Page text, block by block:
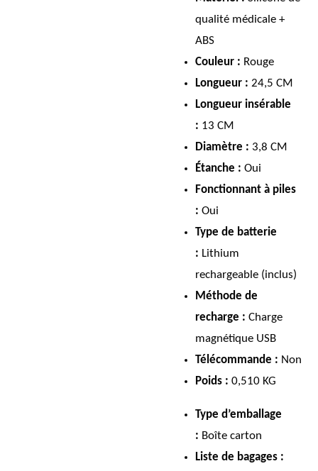
qualité médicale +
ABS
Couleur : Rouge
Longueur : 24,5 CM
Longueur insérable
: 13 CM
Diamètre : 3,8 CM
Étanche : Oui
Fonctionnant à piles
: Oui
Type de batterie
: Lithium
rechargeable (inclus)
Méthode de
recharge : Charge
magnétique USB
Télécommande : Non
Poids : 0,510 KG
Type d’emballage
: Boîte carton
Liste de bagages :